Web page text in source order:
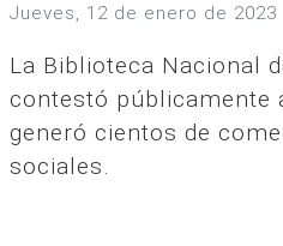
jueves, 12 de enero de 2023
La Biblioteca Nacional
contestó públicamente
generó cientos de
sociales.